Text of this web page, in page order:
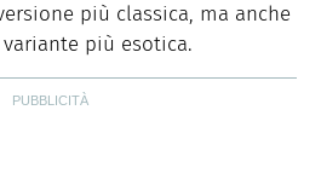
più classica, ma anche
più esotica.